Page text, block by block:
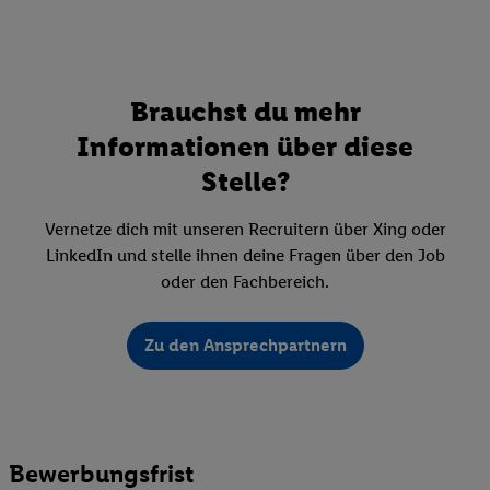
Brauchst du mehr
Informationen über diese
Stelle?
Vernetze dich mit unseren Recruitern über Xing oder
LinkedIn und stelle ihnen deine Fragen über den Job
oder den Fachbereich.
Zu den Ansprechpartnern
Bewerbungsfrist